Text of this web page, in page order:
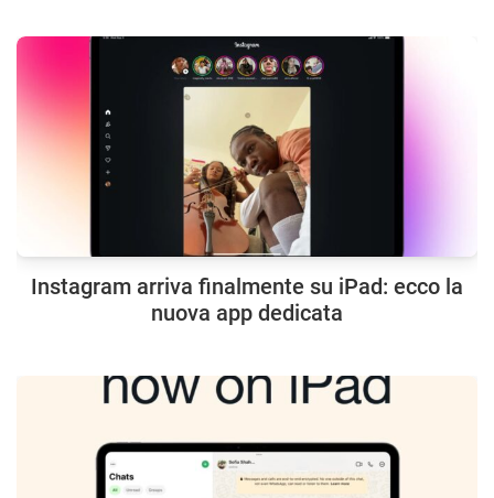
Instagram arriva finalmente su iPad: ecco la
nuova app dedicata